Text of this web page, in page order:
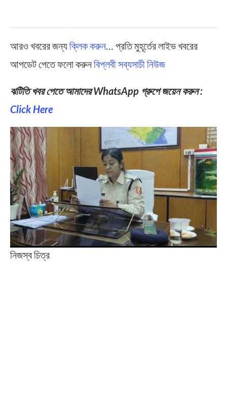
আরও খবরের জন্যক্লিক করুন … প্রতি মুহূর্তের লাইভ খবরের
আপডেট পেতে ফলো করুনবিপ্লবী সব্যসাচী নিউজ
ঝটিতি খবর পেতে আমাদের WhatsApp গ্রুপে জয়েন করুন :
Click Here
নিজস্ব চিত্র